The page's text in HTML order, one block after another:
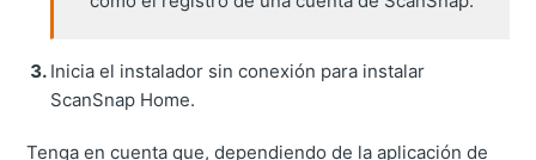
Inicia el instalador sin conexión para instalar
ScanSnap Home.
Tenga en cuenta que, dependiendo de la aplicación de